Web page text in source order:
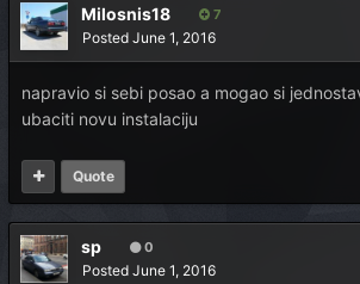
Milosnis18 7
Posted June 1, 2016
napravio si sebi posao a mogao si
ubaciti novu instalaciju
Quote
sp 0
Posted June 1, 2016